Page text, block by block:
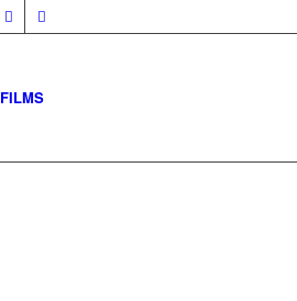
FILMS